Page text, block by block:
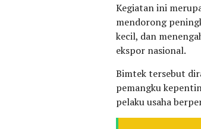
Kegiatan ini
mendorong
kecil, dan
ekspor nasional.
Bimtek tersebut
pemangku
pelaku usaha